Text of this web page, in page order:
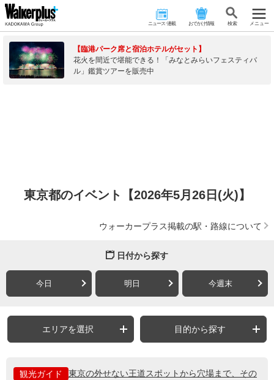
ニュース･連載 おでかけ情報 検 索 メニュー
【臨港パーク席と宿泊ホテルがセット】
花火を間近で堪能できる！「みなとみらいフェスティバ
ル」鑑賞ツアーを販売中
東京都のイベント【2026年5月26日(火)】
ウォーカープラス掲載の駅・路線について
日付から探す
今日 明日 今週末
エリアを選択 目的から探す
観光ガイド
東京の外せない王道スポットから穴場まで、その